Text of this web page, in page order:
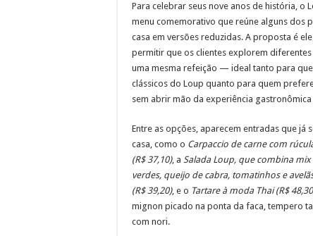
Para celebrar seus nove anos de história, o
menu comemorativo que reúne alguns dos
casa em versões reduzidas. A proposta é
permitir que os clientes explorem
uma mesma refeição — ideal tanto para
clássicos do Loup quanto para quem
sem abrir mão da experiência
Entre as opções, aparecem entradas que já
casa, como o Carpaccio de carne com
(R$ 37,10), a Salada Loup, que combina
verdes, queijo de cabra, tomatinhos e
(R$ 39,20), e o Tartare à moda Thai (R$
mignon picado na ponta da faca, tempero
com nori.